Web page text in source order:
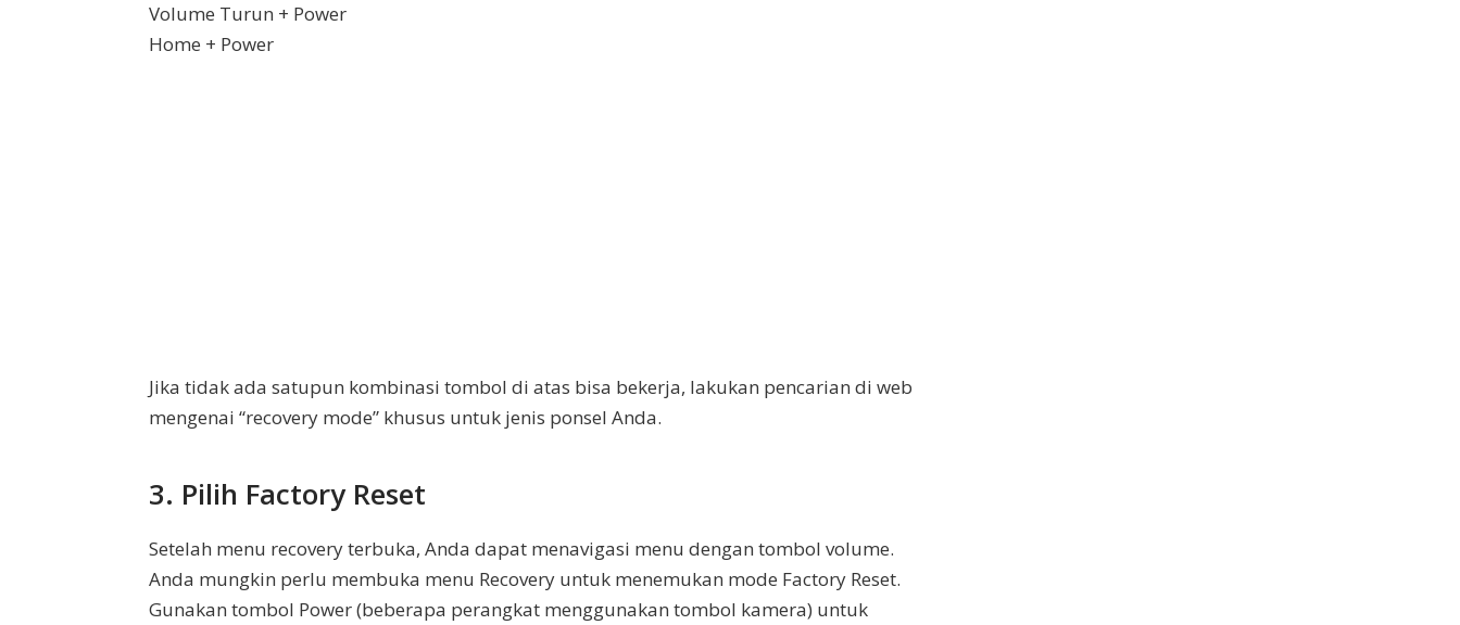
Volume Turun + Power
Home + Power
Jika tidak ada satupun kombinasi tombol di atas bisa bekerja, lakukan pencarian di web
mengenai “recovery mode” khusus untuk jenis ponsel Anda.
3. Pilih Factory Reset
Setelah menu recovery terbuka, Anda dapat menavigasi menu dengan tombol volume.
Anda mungkin perlu membuka menu Recovery untuk menemukan mode Factory Reset.
Gunakan tombol Power (beberapa perangkat menggunakan tombol kamera) untuk